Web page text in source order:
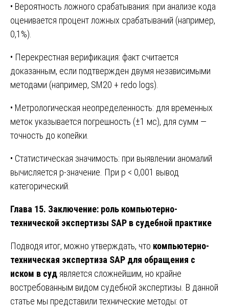
• Вероятность ложного срабатывания: при анализе кода
оценивается процент ложных срабатываний (например,
0,1%).
• Перекрестная верификация: факт считается
доказанным, если подтвержден двумя независимыми
методами (например, SM20 + redo logs).
• Метрологическая неопределенность: для временных
меток указывается погрешность (±1 мс), для сумм —
точность до копейки.
• Статистическая значимость: при выявлении аномалий
вычисляется p-значение. При p < 0,001 вывод
категорический.
Глава 15. Заключение: роль компьютерно-
технической экспертизы SAP в судебной практике
Подводя итог, можно утверждать, что компьютерно-
техническая экспертиза SAP для обращения с
иском в суд является сложнейшим, но крайне
востребованным видом судебной экспертизы. В данной
статье мы представили технические методы: от